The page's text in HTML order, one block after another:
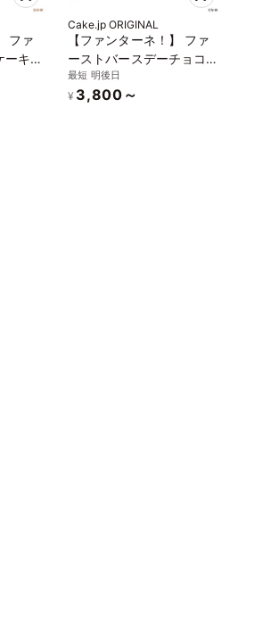
ファ
ーキ
Cake.jp ORIGINAL
【ファンターネ！】 ファ
ーストバースデーチョコレ
ートケーキ≪3号≫
最短 明後日
¥ 3,800～